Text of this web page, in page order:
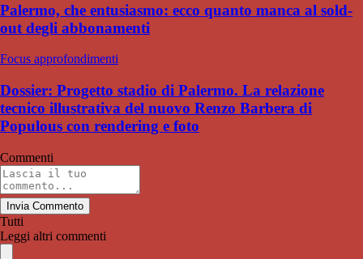
Palermo, che entusiasmo: ecco quanto manca al sold-
out degli abbonamenti
Focus approfondimenti
Dossier: Progetto stadio di Palermo. La relazione
tecnico illustrativa del nuovo Renzo Barbera di
Populous con rendering e foto
Commenti
Invia Commento
Tutti
Leggi altri commenti